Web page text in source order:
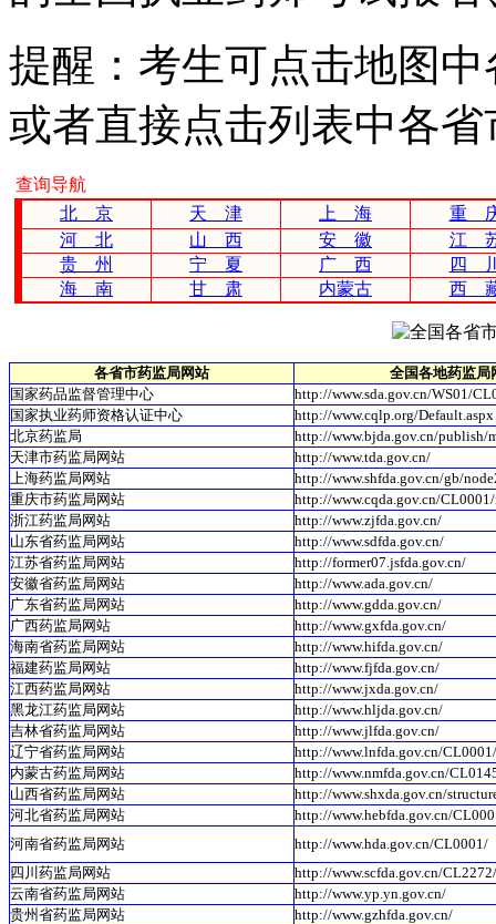
提醒：考生可点击地图
或者直接点击列表中各
查询导航
北 京
天 津 上 海
重
河 北
山 西 安 徽
江
贵 州
宁 夏 广 西
四
海 南
甘 肃 内蒙古 西
各省市药监局网站
全国各地药监局
国家药品监督管理中心
http://www.sda.gov.cn/WS01/
国家执业药师资格认证中心
http://www.cqlp.org/Default.aspx
北京药监局
http://www.bjda.gov.cn/publish/
天津市药监局网站
http://www.tda.gov.cn/
上海药监局网站
http://www.shfda.gov.cn/gb/
重庆市药监局网站
http://www.cqda.gov.cn/
浙江药监局网站
http://www.zjfda.gov.cn/
山东省药监局网站
http://www.sdfda.gov.cn/
江苏省药监局网站
http://former07.jsfda.gov.cn/
安徽省药监局网站
http://www.ada.gov.cn/
广东省药监局网站
http://www.gdda.gov.cn/
广西药监局网站
http://www.gxfda.gov.cn/
海南省药监局网站
http://www.hifda.gov.cn/
福建药监局网站
http://www.fjfda.gov.cn/
江西药监局网站
http://www.jxda.gov.cn/
黑龙江药监局网站
http://www.hljda.gov.cn/
吉林省药监局网站
http://www.jlfda.gov.cn/
辽宁省药监局网站
http://www.lnfda.gov.cn/CL0001/
内蒙古药监局网站
http://www.nmfda.gov.cn/
山西省药监局网站
http://www.shxda.gov.cn/
河北省药监局网站
http://www.hebfda.gov.cn/
河南省药监局网站
http://www.hda.gov.cn/CL0001/
四川药监局网站
http://www.scfda.gov.cn/CL2272/
云南省药监局网站
http://www.yp.yn.gov.cn/
贵州省药监局网站
http://www.gzhfda.gov.cn/